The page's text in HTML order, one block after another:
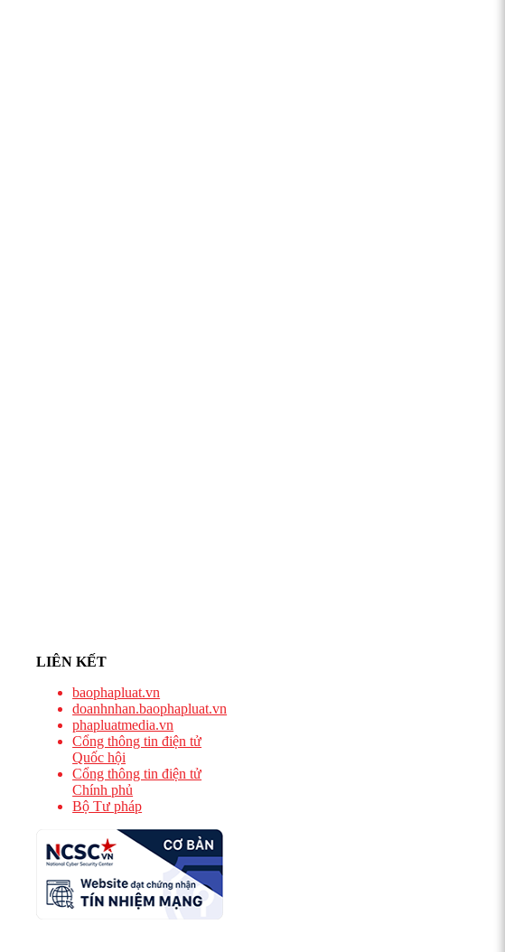
LIÊN KẾT
baophapluat.vn
doanhnhan.baophapluat.vn
phapluatmedia.vn
Cổng thông tin điện tử
Quốc hội
Cổng thông tin điện tử
Chính phủ
Bộ Tư pháp